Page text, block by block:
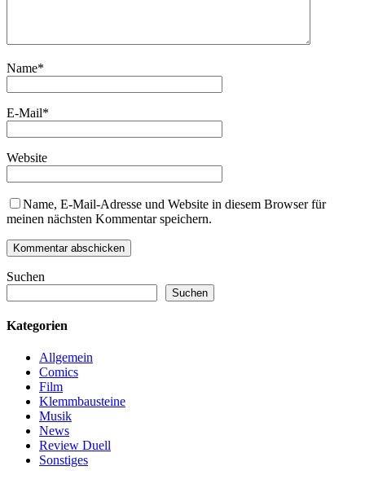
Name*
E-Mail*
Website
Name, E-Mail-Adresse und Website in diesem Browser für
meinen nächsten Kommentar speichern.
Suchen
Suchen
Kategorien
Allgemein
Comics
Film
Klemmbausteine
Musik
News
Review Duell
Sonstiges